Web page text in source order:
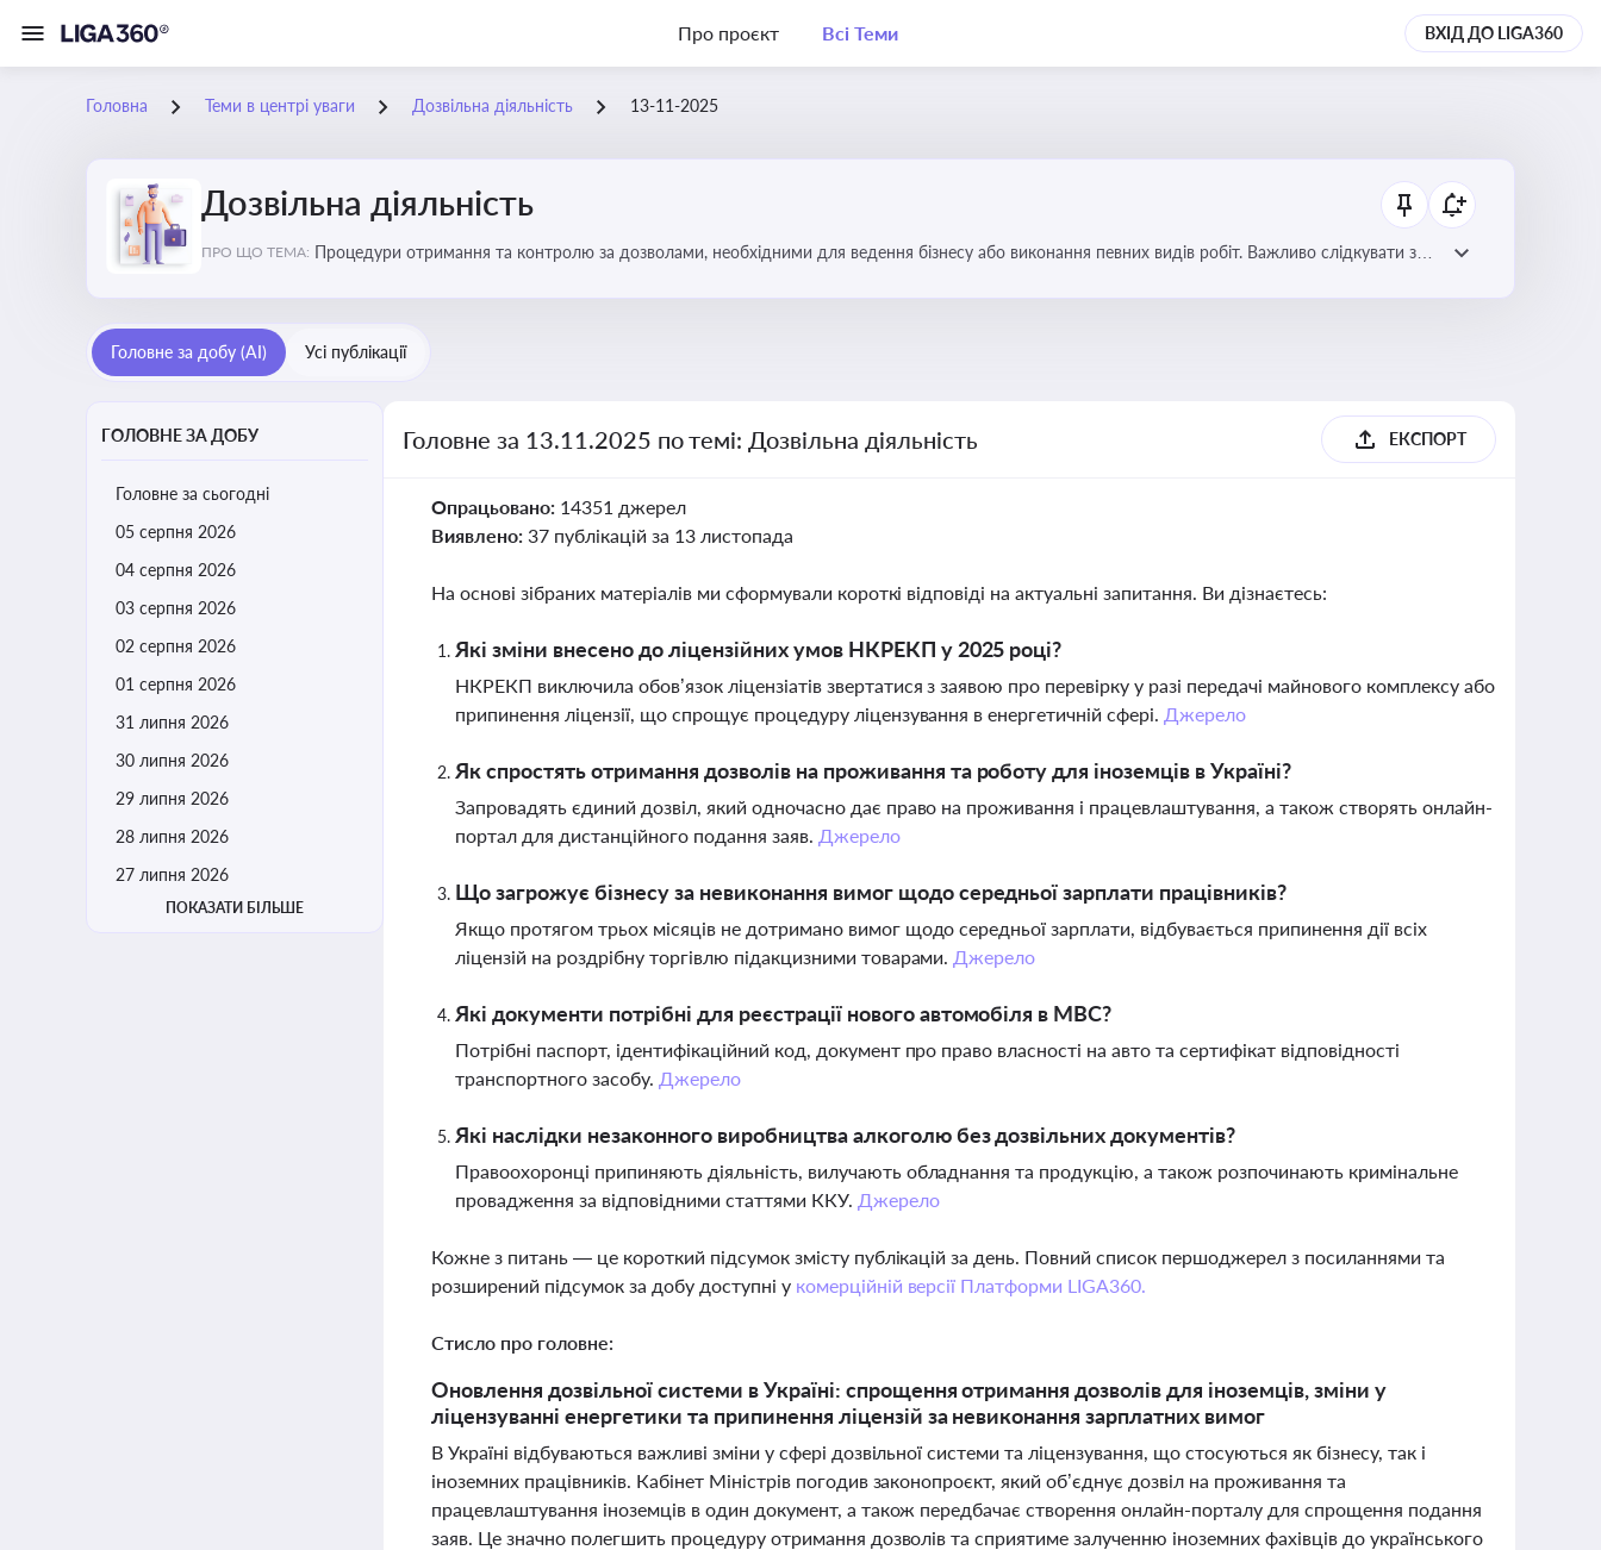
Про проєкт Всі Теми ВХІД ДО LIGA360
Головна Теми в центрі уваги Дозвільна діяльність 13-11-2025
Дозвільна діяльність
ПРО ЩО ТЕМА: Процедури отримання та контролю за дозволами, необхідними для ведення бізнесу або виконання певних видів робіт. Важливо слідкувати за
Головне за добу (AI) Усі публікації
ГОЛОВНЕ ЗА ДОБУ
Головне за сьогодні
05 серпня 2026
04 серпня 2026
03 серпня 2026
02 серпня 2026
01 серпня 2026
31 липня 2026
30 липня 2026
29 липня 2026
28 липня 2026
27 липня 2026
ПОКАЗАТИ БІЛЬШЕ
Головне за 13.11.2025 по темі: Дозвільна діяльність ЕКСПОРТ
Опрацьовано: 14351 джерел
Виявлено: 37 публікацій за 13 листопада
На основі зібраних матеріалів ми сформували короткі відповіді на актуальні запитання. Ви дізнаєтесь:
Які зміни внесено до ліцензійних умов НКРЕКП у 2025 році?
НКРЕКП виключила обов’язок ліцензіатів звертатися з заявою про перевірку у разі передачі майнового комплексу або
припинення ліцензії, що спрощує процедуру ліцензування в енергетичній сфері. Джерело
Як спростять отримання дозволів на проживання та роботу для іноземців в Україні?
Запровадять єдиний дозвіл, який одночасно дає право на проживання і працевлаштування, а також створять онлайн-
портал для дистанційного подання заяв. Джерело
Що загрожує бізнесу за невиконання вимог щодо середньої зарплати працівників?
Якщо протягом трьох місяців не дотримано вимог щодо середньої зарплати, відбувається припинення дії всіх
ліцензій на роздрібну торгівлю підакцизними товарами. Джерело
Які документи потрібні для реєстрації нового автомобіля в МВС?
Потрібні паспорт, ідентифікаційний код, документ про право власності на авто та сертифікат відповідності
транспортного засобу. Джерело
Які наслідки незаконного виробництва алкоголю без дозвільних документів?
Правоохоронці припиняють діяльність, вилучають обладнання та продукцію, а також розпочинають кримінальне
провадження за відповідними статтями ККУ. Джерело
Кожне з питань — це короткий підсумок змісту публікацій за день. Повний список першоджерел з посиланнями та
розширений підсумок за добу доступні у комерційній версії Платформи LIGA360.
Стисло про головне:
Оновлення дозвільної системи в Україні: спрощення отримання дозволів для іноземців, зміни у
ліцензуванні енергетики та припинення ліцензій за невиконання зарплатних вимог
В Україні відбуваються важливі зміни у сфері дозвільної системи та ліцензування, що стосуються як бізнесу, так і
іноземних працівників. Кабінет Міністрів погодив законопроєкт, який об’єднує дозвіл на проживання та
працевлаштування іноземців в один документ, а також передбачає створення онлайн-порталу для спрощення подання
заяв. Це значно полегшить процедуру отримання дозволів та сприятиме залученню іноземних фахівців до українського